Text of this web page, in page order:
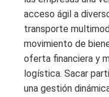
acceso ágil a
transporte
movimiento de
oferta financiera y
logística. Sacar
una gestión